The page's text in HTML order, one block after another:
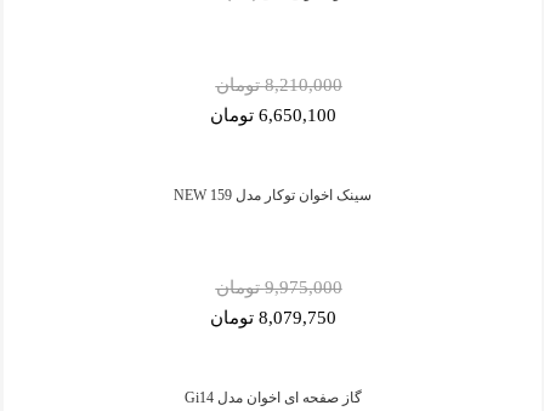
8,210,000 تومان
6,650,100 تومان
سینک اخوان توکار مدل 159 NEW
9,975,000 تومان
8,079,750 تومان
گاز صفحه ای اخوان مدل Gi14